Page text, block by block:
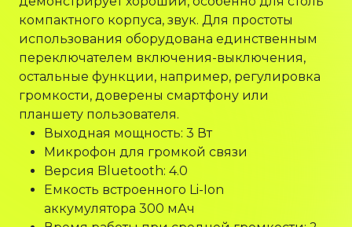
компактного корпуса, звук. Для простоты
использования оборудована единственным
переключателем включения-выключения,
остальные функции, например, регулировка
громкости, доверены смартфону или
планшету пользователя.
Выходная мощность: 3 Вт
Микрофон для громкой связи
Версия Bluetooth: 4.0
Емкость встроенного Li-Ion
аккумулятора 300 мАч